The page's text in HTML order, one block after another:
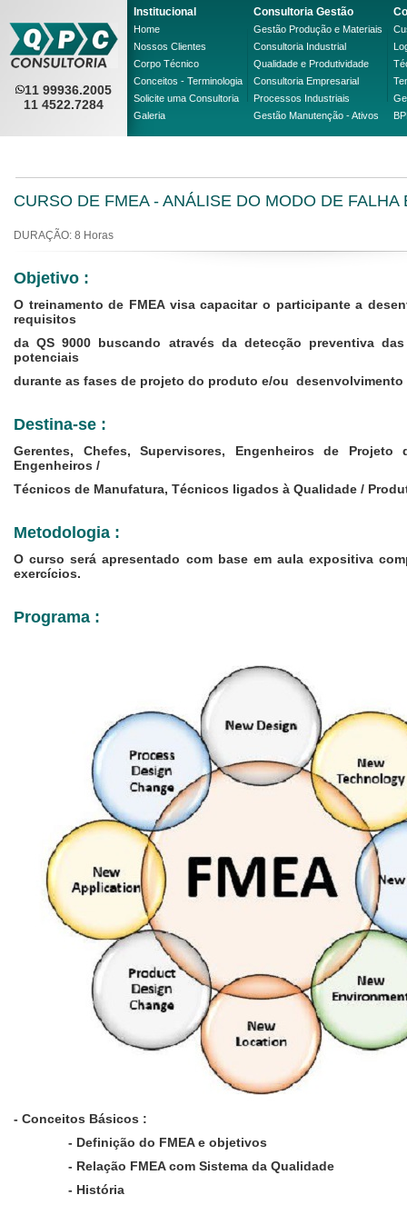
11 99936.2005
11 4522.7284
Institucional
Home
Nossos Clientes
Corpo Técnico
Conceitos - Terminologia
Solicite uma Consultoria
Galeria
Consultoria Gestão
Gestão Produção e Materiais
Consultoria Industrial
Qualidade e Produtividade
Consultoria Empresarial
Processos Industriais
Gestão Manutenção - Ativos
CURSO DE FMEA - ANÁLISE DO MODO DE FALHA
DURAÇÃO: 8 Horas
Objetivo :
O treinamento de FMEA visa capacitar o participante a
requisitos
da QS 9000 buscando através da detecção preventiva
potenciais
durante as fases de projeto do produto e/ou desenvolvimento
Destina-se :
Gerentes, Chefes, Supervisores, Engenheiros de
Engenheiros /
Técnicos de Manufatura, Técnicos ligados à Qualidade /
Metodologia :
O curso será apresentado com base em aula expositiva
exercícios.
Programa :
- Conceitos Básicos :
- Definição do FMEA e objetivos
- Relação FMEA com Sistema da Qualidade
- História